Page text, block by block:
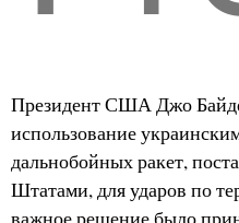
Президент США Джо
использование
дальнобойных ракет,
Штатами, для ударов по